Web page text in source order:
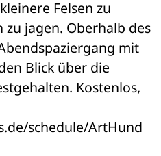
Felsen zu
jagen. Oberhalb des
mit
Blick über die
Kostenlos,
schedule/ArtHund